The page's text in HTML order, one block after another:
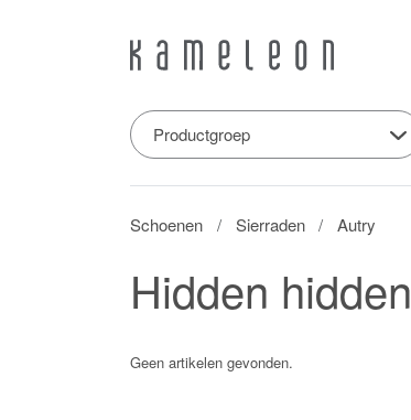
Productgroep
Schoenen Sierraden Autry
Hidden hidden
Geen artikelen gevonden.